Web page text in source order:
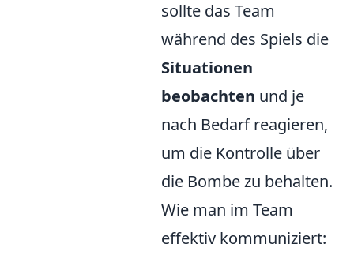
sollte das Team
während des Spiels die
Situationen
beobachten und je
nach Bedarf reagieren,
um die Kontrolle über
die Bombe zu behalten.
Wie man im Team
effektiv kommuniziert: